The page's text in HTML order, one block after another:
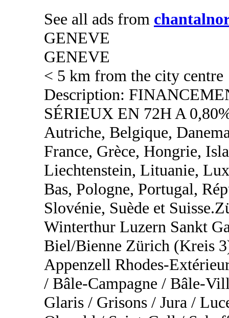
See all ads from
GENEVE
GENEVE
< 5 km from the city centre
Description:
SÉRIEUX EN 72H A
Autriche, Belgique,
France, Grèce, Hongrie,
Liechtenstein, Lituanie,
Bas, Pologne, Portugal,
Slovénie, Suède et
Winterthur Luzern Sankt
Biel/Bienne Zürich (Kreis
Appenzell Rhodes-
/ Bâle-Campagne / Bâle-
Glaris / Grisons / Jura /